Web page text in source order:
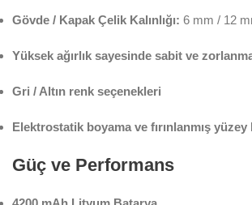
Gövde / Kapak Çelik Kalınlığı: 6 mm / 12
Yüksek ağırlık sayesinde sabit ve
Gri / Altın renk seçenekleri
Elektrostatik boyama ve fırınlanmış yüzey
Güç ve Performans